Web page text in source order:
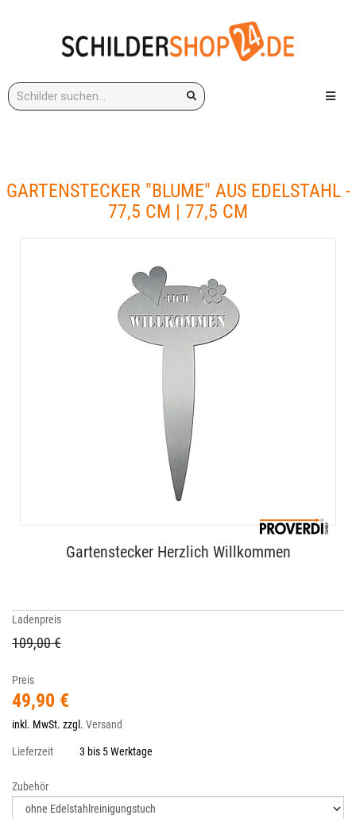
Stichwort: Menü
GARTENSTECKER "BLUME" AUS EDELSTAHL -
77,5 CM | 77,5 CM
Gartenstecker Herzlich Willkommen
Ladenpreis
109,00 €
Preis
49,90 €
inkl. MwSt. zzgl. Versand
Lieferzeit 3 bis 5 Werktage
Zubehör